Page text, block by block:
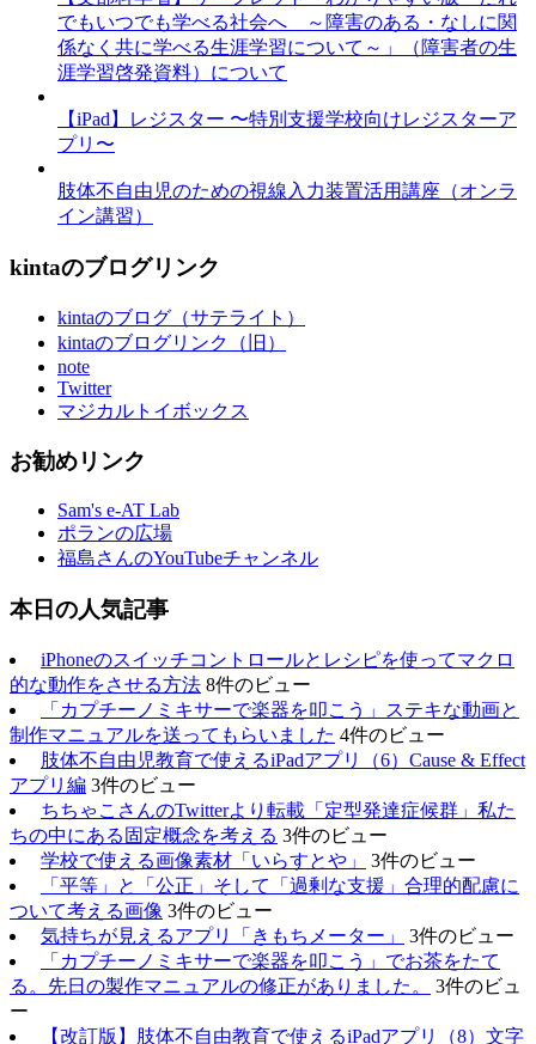
でもいつでも学べる社会へ ～障害のある・なしに関
係なく共に学べる生涯学習について～」（障害者の生
涯学習啓発資料）について
【iPad】レジスター 〜特別支援学校向けレジスターア
プリ〜
肢体不自由児のための視線入力装置活用講座（オンラ
イン講習）
kintaのブログリンク
kintaのブログ（サテライト）
kintaのブログリンク（旧）
note
Twitter
マジカルトイボックス
お勧めリンク
Sam's e-AT Lab
ポランの広場
福島さんのYouTubeチャンネル
本日の人気記事
iPhoneのスイッチコントロールとレシピを使ってマクロ
的な動作をさせる方法 8件のビュー
「カプチーノミキサーで楽器を叩こう」ステキな動画と
制作マニュアルを送ってもらいました 4件のビュー
肢体不自由児教育で使えるiPadアプリ（6）Cause & Effect
アプリ編 3件のビュー
ちちゃこさんのTwitterより転載「定型発達症候群」私た
ちの中にある固定概念を考える 3件のビュー
学校で使える画像素材「いらすとや」
3件のビュー
「平等」と「公正」そして「過剰な支援」合理的配慮に
ついて考える画像 3件のビュー
気持ちが見えるアプリ「きもちメーター」
3件のビュー
「カプチーノミキサーで楽器を叩こう」でお茶をたて
る。先日の製作マニュアルの修正がありました。
3件のビュ
ー
【改訂版】肢体不自由教育で使えるiPadアプリ（8）文字